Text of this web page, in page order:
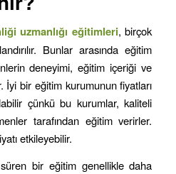
uzmanlığı eğitimleri, birçok
Bunlar arasında eğitim
deneyimi, eğitim içeriği ve
İyi bir eğitim kurumunun fiyatları
çünkü bu kurumlar, kaliteli
tarafından eğitim verirler.
etkileyebilir.
bir eğitim genellikle daha